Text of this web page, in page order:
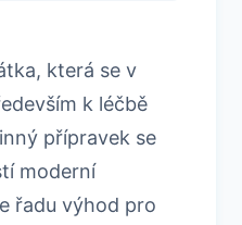
která se v
k léčbě
přípravek se
moderní
řadu výhod pro